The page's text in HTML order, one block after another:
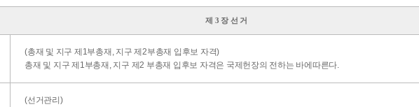
제 3 장 선 거
(총재 및 지구 제1부총재, 지구 제2부총재 입후보 자격)
총재 및 지구 제1부총재, 지구 제2 부총재 입후보 자격은 국제헌장의 전하는 바에따른다.
(선거관리)